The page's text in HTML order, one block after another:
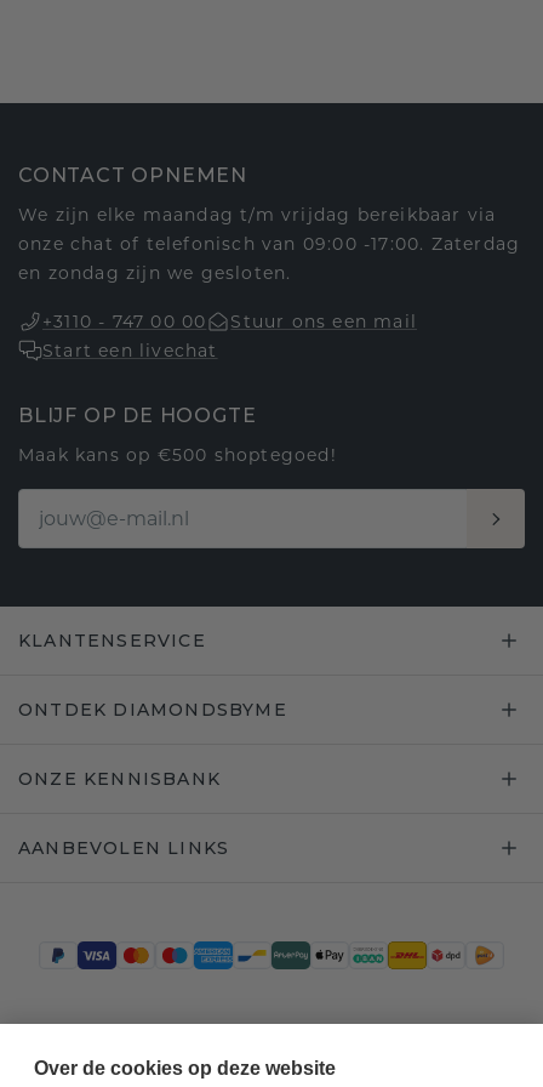
CONTACT OPNEMEN
We zijn elke maandag t/m vrijdag bereikbaar via
onze chat of telefonisch van 09:00 -17:00. Zaterdag
en zondag zijn we gesloten.
+3110 - 747 00 00
Stuur ons een mail
Start een livechat
BLIJF OP DE HOOGTE
Maak kans op €500 shoptegoed!
KLANTENSERVICE
ONTDEK DIAMONDSBYME
ONZE KENNISBANK
AANBEVOLEN LINKS
Over de cookies op deze website